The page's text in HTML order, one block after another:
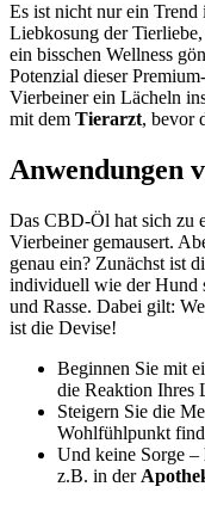
Es ist nicht nur ein Trend
Liebkosung der
ein bisschen Wellness
Potenzial dieser
Vierbeiner ein Lächeln
mit dem Tierarzt, bevor
Anwendungen
Das CBD-Öl hat sich zu
Vierbeiner gemausert.
genau ein? Zunächst ist
individuell wie der Hund
und Rasse. Dabei gilt:
ist die Devise!
Beginnen Sie mit
die Reaktion Ihres
Steigern Sie die
Wohlfühlpunkt
Und keine Sorge –
z.B. in der